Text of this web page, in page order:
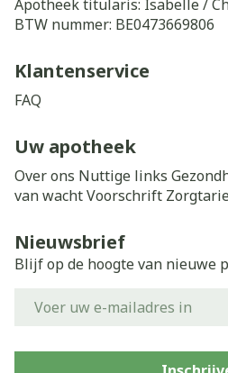
Apotheek titularis: Isabelle /
BTW nummer: BE0473669806
Klantenservice
FAQ
Uw apotheek
Over ons Nuttige links
van wachtVoorschrift
Nieuwsbrief
Blijf op de hoogte van nieuwe